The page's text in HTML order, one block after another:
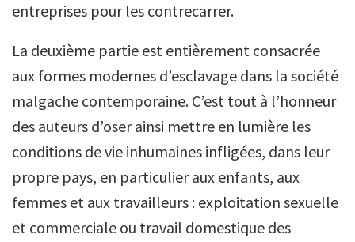
entreprises pour les contrecarrer.
La deuxième partie est entièrement consacrée
aux formes modernes d’esclavage dans la société
malgache contemporaine. C’est tout à l’honneur
des auteurs d’oser ainsi mettre en lumière les
conditions de vie inhumaines infligées, dans leur
propre pays, en particulier aux enfants, aux
femmes et aux travailleurs : exploitation sexuelle
et commerciale ou travail domestique des